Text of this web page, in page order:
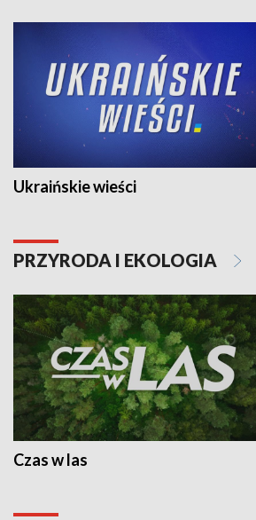
Ukraińskie wieści
PRZYRODA I EKOLOGIA
Czas w las